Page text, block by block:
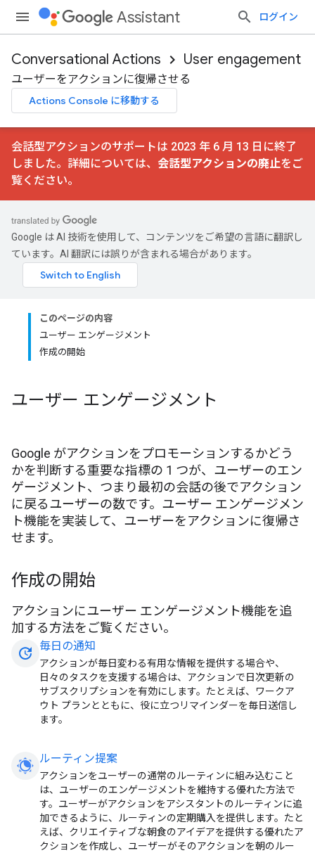
Assistant ログイン
Conversational Actions User engagement
ユーザーをアクションに復帰させる
Actions Console に移動する
会話型アクションのサポートは 2023 年 6 月 13 日に終了
しました。詳細については、 会話型アクションの廃止をご
覧ください。
Google は AI 技術を使用して、コンテンツをご希望の言語に翻訳し
ています。AI 翻訳には誤りが含まれる場合があります。
このページの内容
ユーザー エンゲージメント
作成の開始
ユーザー エンゲージメント
Google がアクションをプロモーションするかどう
かを判断する重要な指標の 1 つが、ユーザーのエン
ゲージメント、つまり最初の会話の後でアクション
に戻るユーザーの数です。ユーザー エンゲージメン
ト機能を実装して、ユーザーをアクションに復帰さ
せます。
作成の開始
アクションにユーザー エンゲージメント機能を追
加する方法をご覧ください。
update 毎日の通知
アクションが毎日変わる有用な情報を提供する場合や、
日々のタスクを支援する場合は、アクションで日次更新の
サブスクリプションを有効にします。たとえば、ワークア
ウト プランとともに、役に立つリマインダーを毎日送信し
ます。
ルーティン提案
アクションをユーザーの通常のルーティンに組み込むこと
は、ユーザーのエンゲージメントを維持する優れた方法で
す。ユーザーがアクションをアシスタントのルーティンに追
加できるように、ルーティンの定期購入を提供します。たと
えば、クリエイティブな朝食のアイデアを提供する優れたア
クションを作成し、ユーザーがそのアクションを朝のルー